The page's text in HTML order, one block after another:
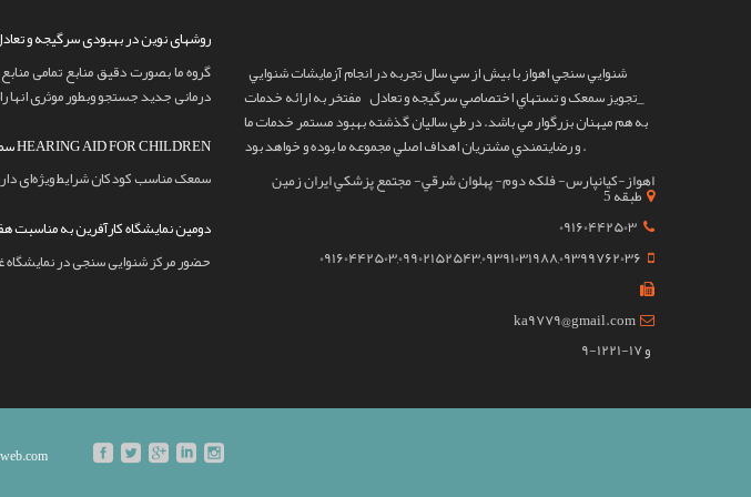
روشهای نوین در بهبودی سرگیجه و
گروه ما بصورت دقیق منابع تمامی
درمانی جدید جستجو وبطور موثری انها
سمعک در کودکان HEARING AID FOR CHILDREN
سمعک مناسب کودکان شرایط ویژه‌ای
دومین نمایشگاه کارآفرین به مناسبت
حضور مرکز شنوایی سنجی در
شنوايي سنجي اهوازبا بيش از سي سال تجربه در انجام آزمايشات شنوايي
_تجويز سمعک و تستهاي اختصاصي سرگيجه و تعادل مفتخر به ارائه خدمات
به هم ميهنان بزرگوار مي باشد. در طي ساليان گذشته بهبود مستمر خدمات ما
و رضايتمندي مشتريان اهداف اصلي مجموعه ما بوده و خواهد بود ‌.
اهواز-کيانپارس- فلکه دوم- پهلوان شرقي- مجتمع پزشکي ايران زمين
09160442503
09160442503,09902152543,09391031988,09399762036
ka9779@gmail.com